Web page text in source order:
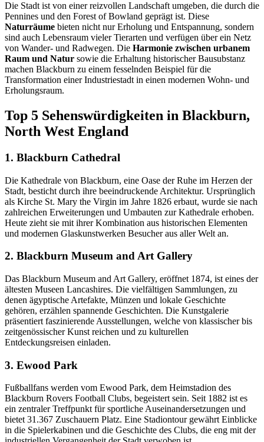
Die Stadt ist von einer reizvollen Landschaft umgeben, die durch die
Pennines und den Forest of Bowland geprägt ist. Diese
Naturräume bieten nicht nur Erholung und Entspannung, sondern
sind auch Lebensraum vieler Tierarten und verfügen über ein Netz
von Wander- und Radwegen. Die Harmonie zwischen urbanem
Raum und Natur sowie die Erhaltung historischer Bausubstanz
machen Blackburn zu einem fesselnden Beispiel für die
Transformation einer Industriestadt in einen modernen Wohn- und
Erholungsraum.
Top 5 Sehenswürdigkeiten in Blackburn,
North West England
1. Blackburn Cathedral
Die Kathedrale von Blackburn, eine Oase der Ruhe im Herzen der
Stadt, besticht durch ihre beeindruckende Architektur. Ursprünglich
als Kirche St. Mary the Virgin im Jahre 1826 erbaut, wurde sie nach
zahlreichen Erweiterungen und Umbauten zur Kathedrale erhoben.
Heute zieht sie mit ihrer Kombination aus historischen Elementen
und modernen Glaskunstwerken Besucher aus aller Welt an.
2. Blackburn Museum and Art Gallery
Das Blackburn Museum and Art Gallery, eröffnet 1874, ist eines der
ältesten Museen Lancashires. Die vielfältigen Sammlungen, zu
denen ägyptische Artefakte, Münzen und lokale Geschichte
gehören, erzählen spannende Geschichten. Die Kunstgalerie
präsentiert faszinierende Ausstellungen, welche von klassischer bis
zeitgenössischer Kunst reichen und zu kulturellen
Entdeckungsreisen einladen.
3. Ewood Park
Fußballfans werden vom Ewood Park, dem Heimstadion des
Blackburn Rovers Football Clubs, begeistert sein. Seit 1882 ist es
ein zentraler Treffpunkt für sportliche Auseinandersetzungen und
bietet 31.367 Zuschauern Platz. Eine Stadiontour gewährt Einblicke
in die Spielerkabinen und die Geschichte des Clubs, die eng mit der